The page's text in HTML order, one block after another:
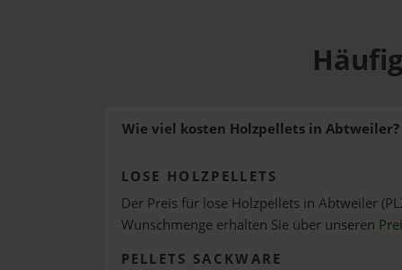
Wie viel kosten Holzpellets in Abtweiler?
LOSE HOLZPELLETS
Der Preis für lose Holzpellets in Abtweiler
Wunschmenge erhalten Sie über unseren
PELLETS SACKWARE